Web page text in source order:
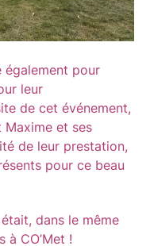
également pour
leur
de cet événement,
Maxime et ses
de leur prestation,
pour ce beau
dans le même
à CO’Met !